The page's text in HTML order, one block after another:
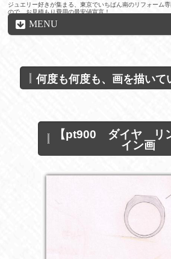
ジュエリー好きが集まる、東京でいちばん南のリフォーム
ので、お見積もり費用の最安値宣言！
MENU
何度も何度も、画を描いて
【pt900 ダイヤ リ
イン画